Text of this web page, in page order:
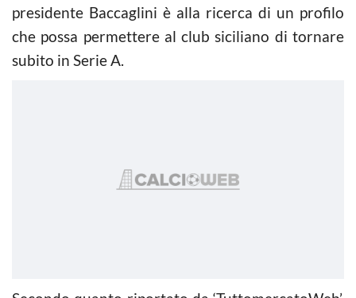
presidente Baccaglini è alla ricerca di un profilo
che possa permettere al club siciliano di tornare
subito in Serie A.